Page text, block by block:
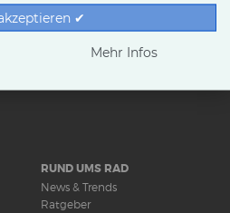
RUND UMS RAD
News & Trends
Ratgeber
✔
Mehr Infos